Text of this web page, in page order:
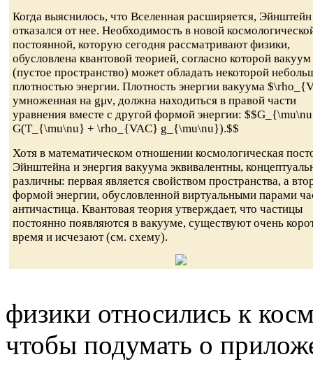
Когда выяснилось, что Вселенная расширяется, Эйнштейн
отказался от нее. Необходимость в новой
постоянной, которую сегодня рассматривают физики,
обусловлена квантовой теорией, согласно которой вакуум
(пустое пространство) может обладать некоторой
плотностью энергии. Плотность энергии вакуума
умноженная на gμν, должна находиться в правой части
уравнения вместе с другой формой энергии:
G(T_{\mu\nu} + \rho_{VAC} g_{\mu\nu}).$$
Хотя в математическом отношении космологическая
Эйнштейна и энергия вакуума эквивалентны,
различны: первая является свойством пространства, а
формой энергии, обусловленной виртуальными парами
античастица. Квантовая теория утверждает, что частицы
постоянно появляются в вакууме, существуют очень
время и исчезают (см. схему).
физики относились к
чтобы подумать о